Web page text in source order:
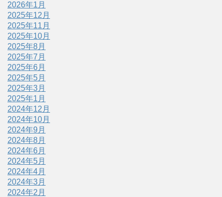
2026年1月
2025年12月
2025年11月
2025年10月
2025年8月
2025年7月
2025年6月
2025年5月
2025年3月
2025年1月
2024年12月
2024年10月
2024年9月
2024年8月
2024年6月
2024年5月
2024年4月
2024年3月
2024年2月